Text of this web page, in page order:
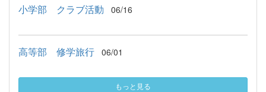
小学部 クラブ活動 06/16
高等部 修学旅行 06/01
もっと見る